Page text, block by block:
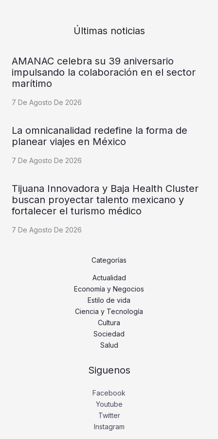
Últimas noticias
AMANAC celebra su 39 aniversario
impulsando la colaboración en el sector
marítimo
7 De Agosto De 2026
La omnicanalidad redefine la forma de
planear viajes en México
7 De Agosto De 2026
Tijuana Innovadora y Baja Health Cluster
buscan proyectar talento mexicano y
fortalecer el turismo médico
7 De Agosto De 2026
Categorías
Actualidad
Economía y Negocios
Estilo de vida
Ciencia y Tecnología
Cultura
Sociedad
Salud
Siguenos
Facebook
Youtube
Twitter
Instagram